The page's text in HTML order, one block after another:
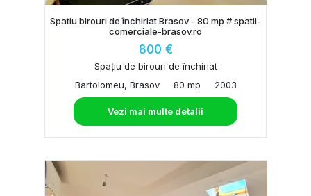
Spatiu birouri de închiriat Brasov - 80 mp # spatii-
comerciale-brasov.ro
800 €
Spațiu de birouri de închiriat
Bartolomeu, Brasov
80 mp 2003
Vezi mai multe detalii